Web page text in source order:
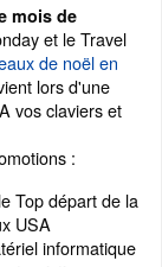
mois de
et le Travel
de noël en
lors d'une
vos claviers et
:
Top départ de la
USA
informatique